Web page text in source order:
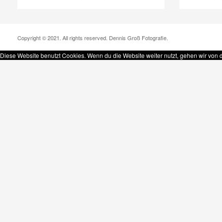
Copyright © 2021. All rights reserved. Dennis Groß Fotografie.
Diese Website benutzt Cookies. Wenn du die Website weiter nutzt, gehen wir von